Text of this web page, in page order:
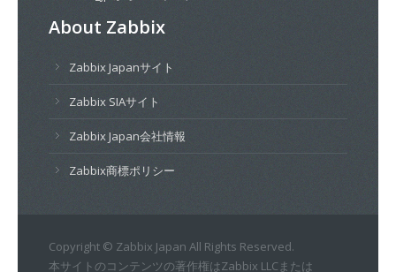
About Zabbix
Zabbix Japanサイト
Zabbix SIAサイト
Zabbix Japan会社情報
Zabbix商標ポリシー
Copyright © Zabbix Japan All Rights Reserved.
本サイトのコンテンツの著作権はZabbix LLCまたは